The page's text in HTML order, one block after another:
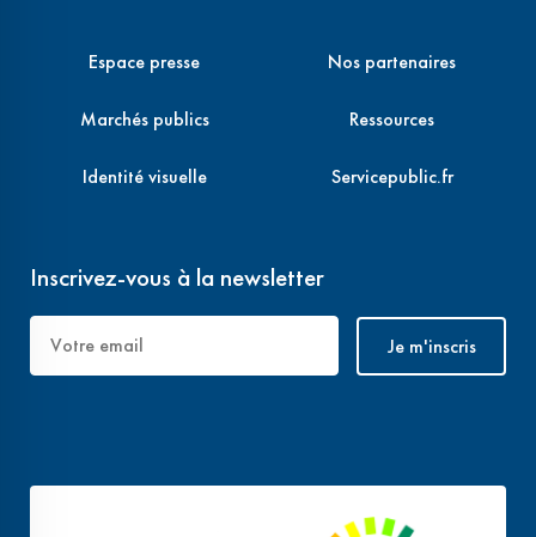
Espace presse
Marchés publics
Identité visuelle
Nos partenaires
Ressources
Servicepublic.fr
Inscrivez-vous à la newsletter